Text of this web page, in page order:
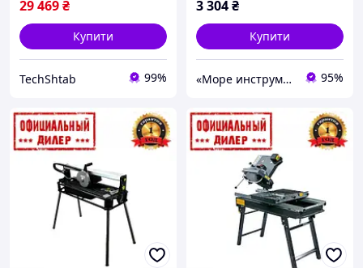
29 469₴
Купити
TechShtab 99%
3 304₴
Купити
«Море инструментов» 95%